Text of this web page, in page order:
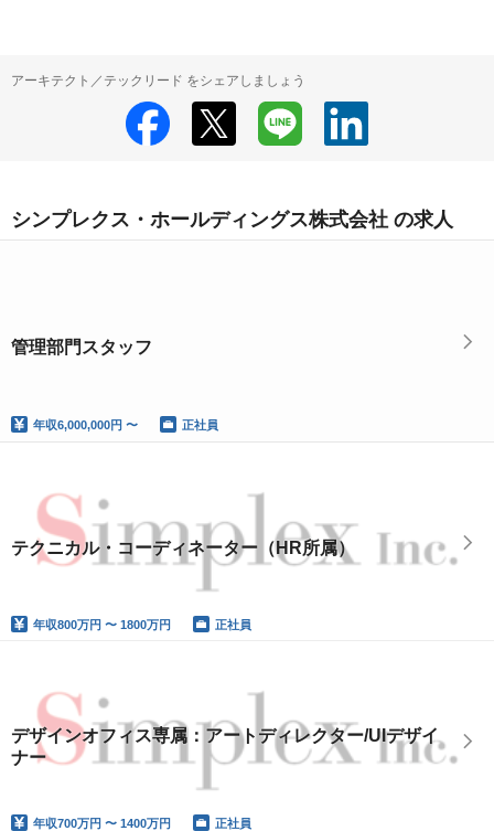
アーキテクト／テックリード をシェアしましょう
シンプレクス・ホールディングス株式会社 の求人
管理部門スタッフ
年収6,000,000円 〜 正社員
テクニカル・コーディネーター（HR所属）
年収800万円 〜 1800万円 正社員
デザインオフィス専属：アートディレクター/UIデザイ
ナー
年収700万円 〜 1400万円 正社員